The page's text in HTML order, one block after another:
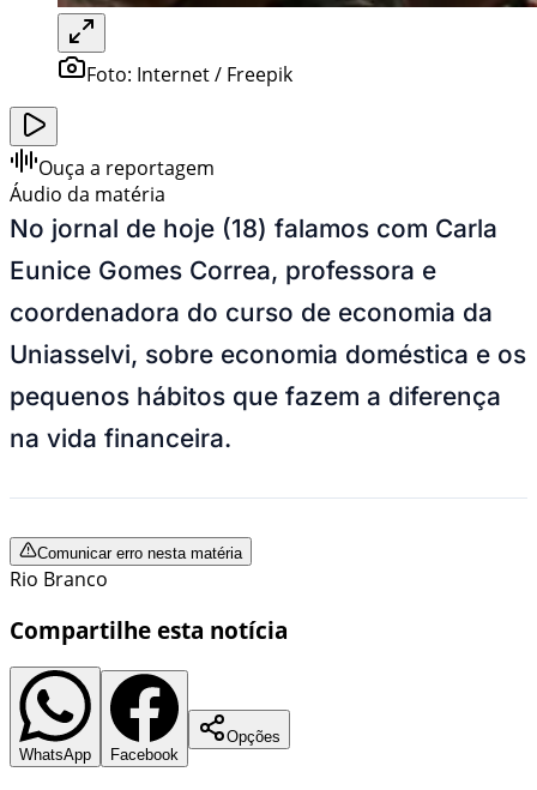
Foto: Internet / Freepik
Ouça a reportagem
Áudio da matéria
No jornal de hoje (18) falamos com Carla
Eunice Gomes Correa, professora e
coordenadora do curso de economia da
Uniasselvi, sobre economia doméstica e os
pequenos hábitos que fazem a diferença
na vida financeira.
Comunicar erro nesta matéria
Rio Branco
Compartilhe esta notícia
WhatsApp Facebook
Opções